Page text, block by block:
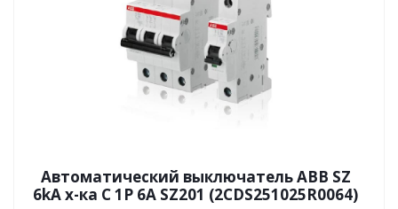
Автоматический выключатель ABB SZ
6kA х-ка C 1P 6А SZ201 (2CDS251025R0064)